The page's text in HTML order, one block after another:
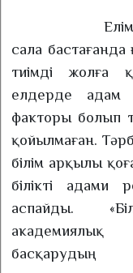
сала
тиімді жолға
елдерде адам
факторы болып
қойылмаған.
білім арқылы
білікті адами
аспайды.
академиялық
басқарудың